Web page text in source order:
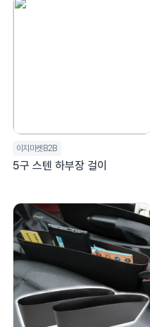
이지마켓B2B
5구 스텐 하부장 걸이